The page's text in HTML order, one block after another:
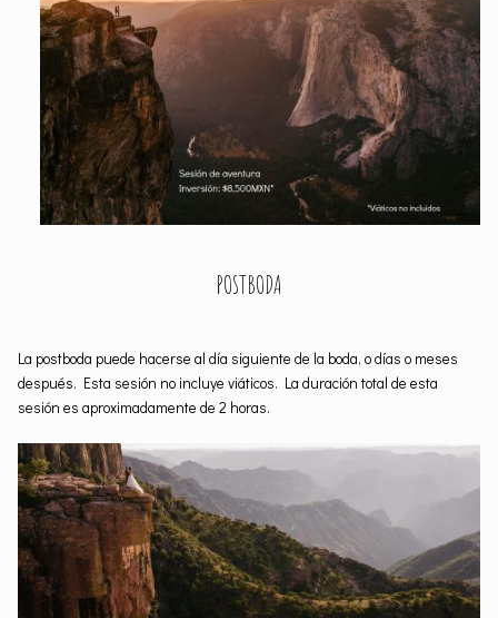
POSTBODA
La postboda puede hacerse al día siguiente de la boda, o días o meses
después. Esta sesión no incluye viáticos. La duración total de esta
sesión es aproximadamente de 2 horas.